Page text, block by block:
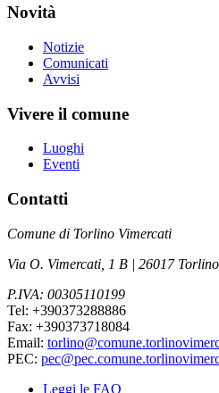
Novità
Notizie
Comunicati
Avvisi
Vivere il comune
Luoghi
Eventi
Contatti
Comune di Torlino Vimercati
Via O. Vimercati, 1 B | 26017
P.IVA: 00305110199
Tel: +390373288886
Fax: +390373718084
Email:
PEC:
Leggi le FAQ